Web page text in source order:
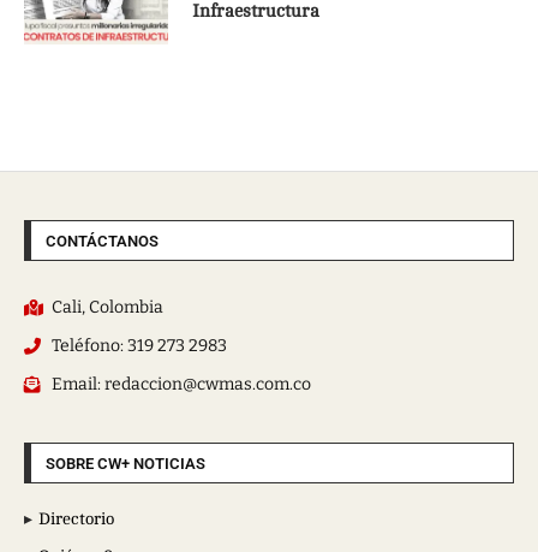
Infraestructura
CONTÁCTANOS
Cali, Colombia
Teléfono: 319 273 2983
Email: redaccion@cwmas.com.co
SOBRE CW+ NOTICIAS
Directorio